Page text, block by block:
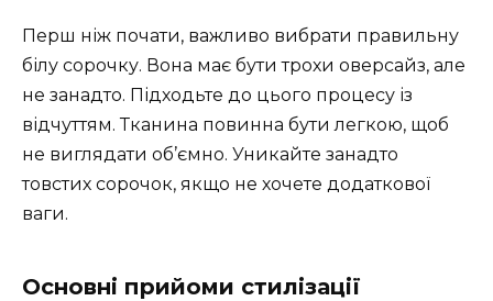
Перш ніж почати, важливо вибрати правильну
білу сорочку. Вона має бути трохи оверсайз, але
не занадто. Підходьте до цього процесу із
відчуттям. Тканина повинна бути легкою, щоб
не виглядати об’ємно. Уникайте занадто
товстих сорочок, якщо не хочете додаткової
ваги.
Основні прийоми стилізації